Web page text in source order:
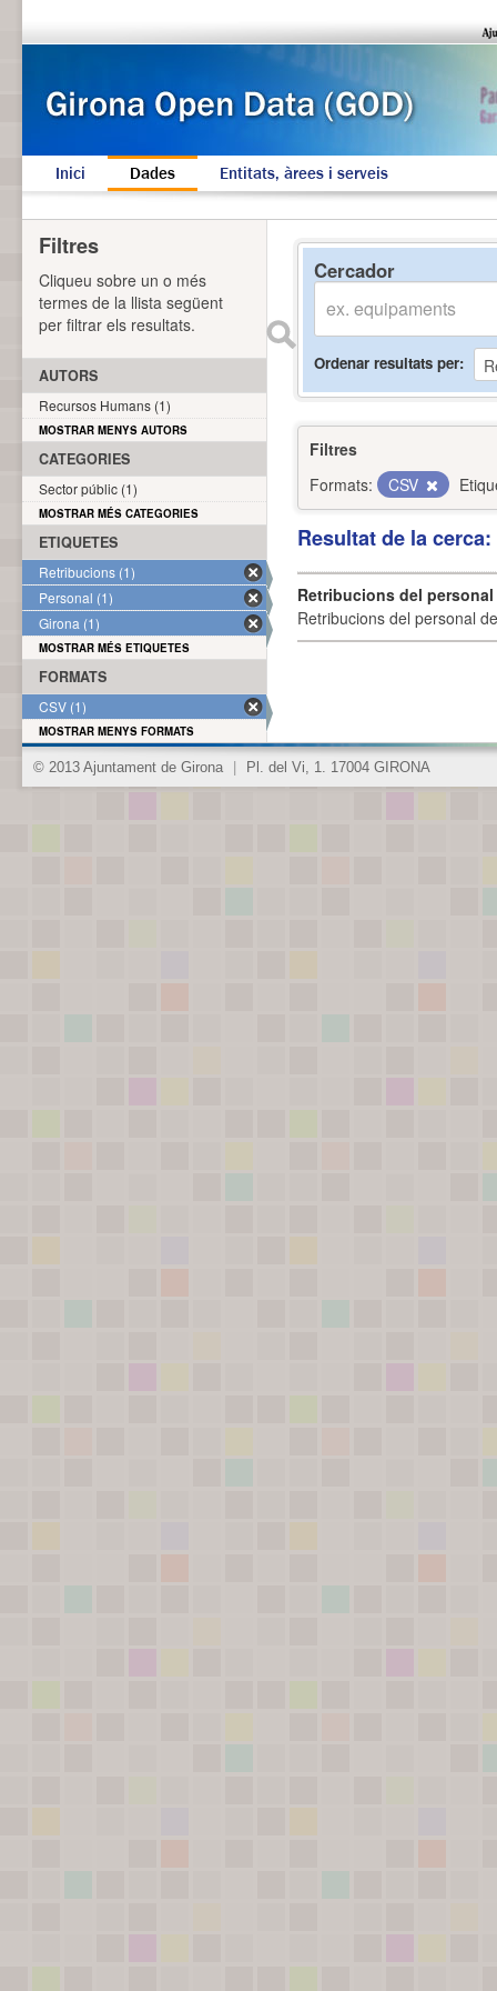
Inici Dades Entitats, àrees i serveis
Cercador
Ordenar resultats per
Filtres
Formats:
CSV
Resultat de la
Retribucions del
Retribucions del personal
Filtres
Cliqueu sobre un o més
termes de la llista següent
per filtrar els resultats.
AUTORS
Recursos Humans (1)
MOSTRAR MENYS AUTORS
CATEGORIES
Sector públic (1)
MOSTRAR MÉS CATEGORIES
ETIQUETES
Retribucions (1)
Personal (1)
Girona (1)
MOSTRAR MÉS ETIQUETES
FORMATS
CSV (1)
MOSTRAR MENYS FORMATS
© 2013 Ajuntament de Girona Pl. del Vi, 1. 17004 GIRONA